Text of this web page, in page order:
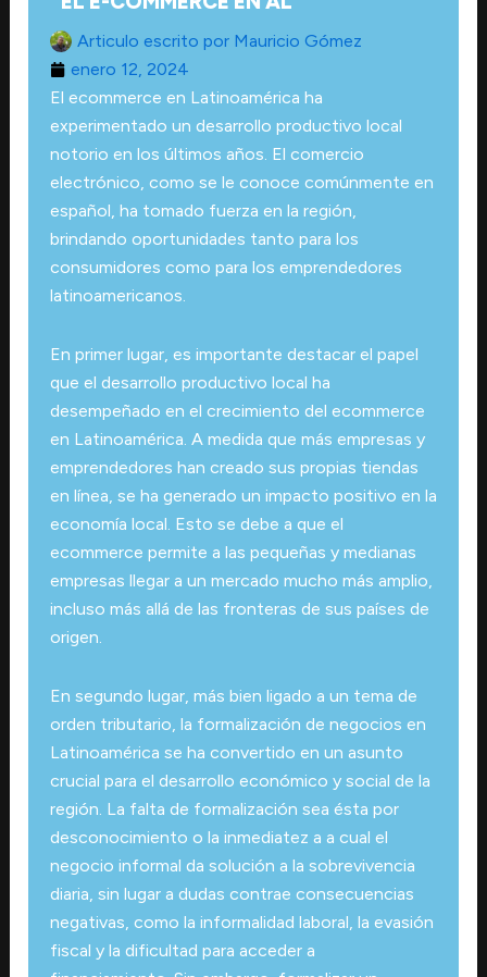
Articulo escrito porMauricio Gómez
enero 12, 2024
El ecommerce en Latinoamérica ha
experimentado un desarrollo productivo local
notorio en los últimos años. El comercio
electrónico, como se le conoce comúnmente en
español, ha tomado fuerza en la región,
brindando oportunidades tanto para los
consumidores como para los emprendedores
latinoamericanos.
En primer lugar, es importante destacar el papel
que el desarrollo productivo local ha
desempeñado en el crecimiento del ecommerce
en Latinoamérica. A medida que más empresas y
emprendedores han creado sus propias tiendas
en línea, se ha generado un impacto positivo en la
economía local. Esto se debe a que el
ecommerce permite a las pequeñas y medianas
empresas llegar a un mercado mucho más amplio,
incluso más allá de las fronteras de sus países de
origen.
En segundo lugar, más bien ligado a un tema de
orden tributario, la formalización de negocios en
Latinoamérica se ha convertido en un asunto
crucial para el desarrollo económico y social de la
región. La falta de formalización sea ésta por
desconocimiento o la inmediatez a a cual el
negocio informal da solución a la sobrevivencia
diaria, sin lugar a dudas contrae consecuencias
negativas, como la informalidad laboral, la evasión
fiscal y la dificultad para acceder a